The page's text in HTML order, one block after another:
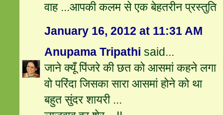
वाह ...आपकी कलम से एक बेहतरीन प्रस्‍तुति
January 16, 2012 at 11:31 AM
Anupama Tripathi said...
जाने क्यूँ पिंजरे की छत को आसमां कहने लगा
वो परिंदा जिसका सारा आसमां होने को था
बहुत सुंदर शायरी ...